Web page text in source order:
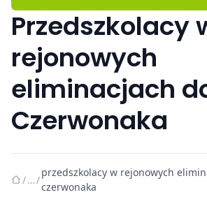
Przedszkolacy
rejonowych
eliminacjach
Czerwonaka
/…/
przedszkolacy w rejonowych
czerwonaka